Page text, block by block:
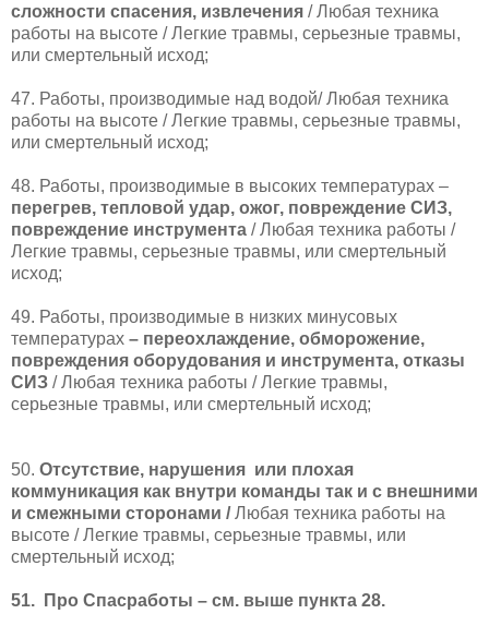
сложности спасения, извлечения / Любая техника
работы на высоте / Легкие травмы, серьезные травмы,
или смертельный исход;
47. Работы, производимые над водой/ Любая техника
работы на высоте / Легкие травмы, серьезные травмы,
или смертельный исход;
48. Работы, производимые в высоких температурах –
перегрев, тепловой удар, ожог, повреждение СИЗ,
повреждение инструмента / Любая техника работы /
Легкие травмы, серьезные травмы, или смертельный
исход;
49. Работы, производимые в низких минусовых
температурах – переохлаждение, обморожение,
повреждения оборудования и инструмента, отказы
СИЗ / Любая техника работы / Легкие травмы,
серьезные травмы, или смертельный исход;
50. Отсутствие, нарушения или плохая
коммуникация как внутри команды так и с внешними
и смежными сторонами /Любая техника работы на
высоте / Легкие травмы, серьезные травмы, или
смертельный исход;
51. Про Спасработы – см. выше пункта 28.